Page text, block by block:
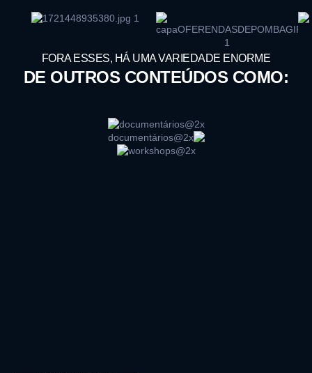
FORA ESSES, HÁ UMA VARIEDADE ENORME
DE OUTROS CONTEÚDOS COMO: